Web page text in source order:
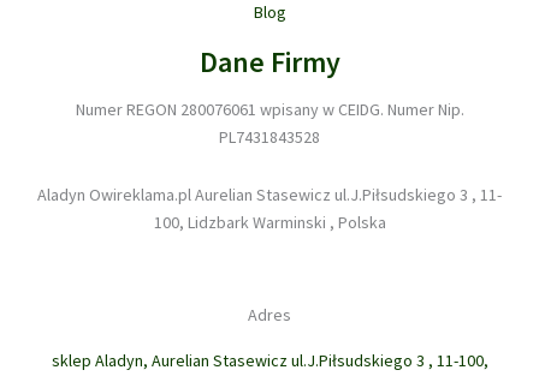
Blog
Dane Firmy
Numer REGON 280076061 wpisany w CEIDG. Numer Nip.
PL7431843528
Aladyn Owireklama.pl Aurelian Stasewicz ul.J.Piłsudskiego 3 , 11-
100, Lidzbark Warminski , Polska
Adres
sklep Aladyn, Aurelian Stasewicz ul.J.Piłsudskiego 3 , 11-100,